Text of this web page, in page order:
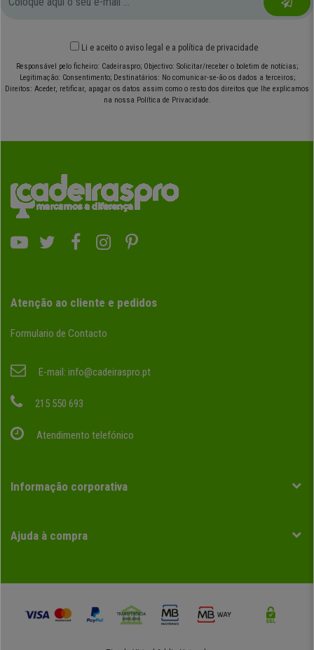
Li e aceito o aviso legal e a política de privacidade
Responsável pelo ficheiro: Cadeiraspro; Objectivo: Solicitar/receber o boletim de notícias;
Legitimação: Consentimento; Destinatários: No comunicar-se-ão os dados a terceiros;
Direitos: Aceder, retificar, apagar os datos assim como o resto dos direitos que lhe explicamos
na nossa Política de Privacidade.
Atenção ao cliente e pedidos
Formulario de Contacto
E-mail: info@cadeiraspro.pt
215 550 693
Atendimento telefónico
Informação corporativa
Ajuda à compra